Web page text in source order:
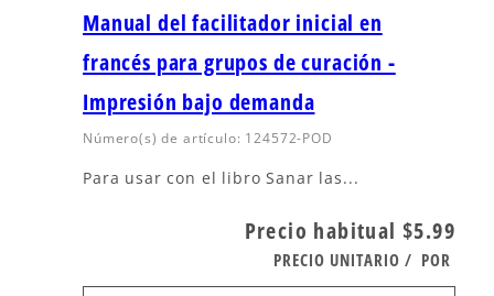
Manual del facilitador inicial en
francés para grupos de curación -
Impresión bajo demanda
Número(s) de artículo: 124572-POD
Para usar con el libro Sanar las...
Precio habitual $5.99
PRECIO UNITARIO / POR